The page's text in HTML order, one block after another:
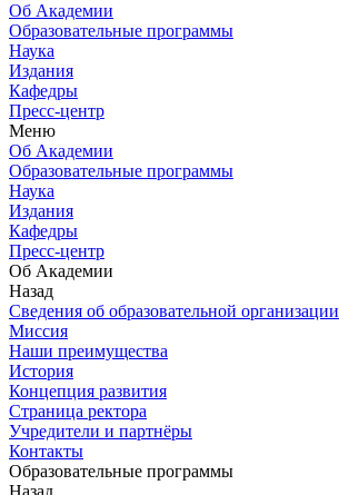
Об Академии
Образовательные программы
Наука
Издания
Кафедры
Пресс-центр
Меню
Об Академии
Образовательные программы
Наука
Издания
Кафедры
Пресс-центр
Об Академии
Назад
Сведения об образовательной организации
Миссия
Наши преимущества
История
Концепция развития
Страница ректора
Учредители и партнёры
Контакты
Образовательные программы